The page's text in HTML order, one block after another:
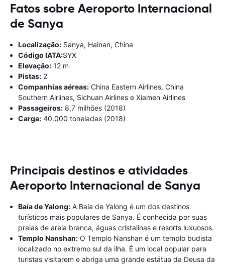
Fatos sobre Aeroporto Internacional
de Sanya
Localização: Sanya, Hainan, China
Código IATA:SYX
Elevação: 12 m
Pistas: 2
Companhias aéreas: China Eastern Airlines, China
Southern Airlines, Sichuan Airlines e Xiamen Airlines
Passageiros: 8,7 milhões (2018)
Carga: 40.000 toneladas (2018)
Principais destinos e atividades
Aeroporto Internacional de Sanya
Baía de Yalong: A Baía de Yalong é um dos destinos
turísticos mais populares de Sanya. É conhecida por suas
praias de areia branca, águas cristalinas e resorts luxuosos.
Templo Nanshan: O Templo Nanshan é um templo budista
localizado no extremo sul da ilha. É um local popular para
turistas visitarem e abriga uma grande estátua da Deusa da